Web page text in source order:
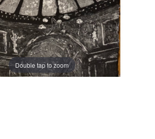
Double tap to zoom